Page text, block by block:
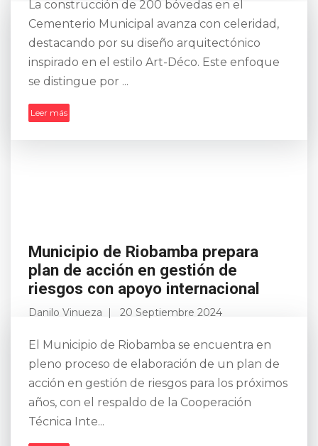
La construcción de 200 bóvedas en el
Cementerio Municipal avanza con celeridad,
destacando por su diseño arquitectónico
inspirado en el estilo Art-Déco. Este enfoque
se distingue por ...
Leer más
Municipio de Riobamba prepara
plan de acción en gestión de
riesgos con apoyo internacional
Danilo Vinueza 20 Septiembre 2024
El Municipio de Riobamba se encuentra en
pleno proceso de elaboración de un plan de
acción en gestión de riesgos para los próximos
años, con el respaldo de la Cooperación
Técnica Inte...